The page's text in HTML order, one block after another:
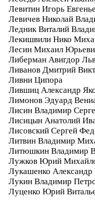
Левитин Игорь
Левичев Николай
Ледник Виталий
Лекишвили Нико
Лесин Михаил
Либерман Авигдор
Ливанов Дмитрий
Ливни Ципора
Лившиц Александр
Лимонов Эдуард
Лисин Владимир
Лисицын Анатолий
Лисовский Сергей
Литвин Владимир
Литюшкин Владимир
Лужков Юрий
Лукашенко Александр
Лукин Владимир
Луценко Юрий